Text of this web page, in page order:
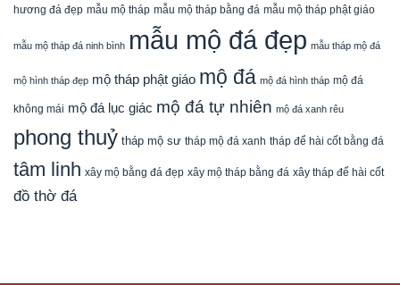
hương đá đẹp mẫu mộ tháp mẫu mộ tháp bằng đá mẫu mộ tháp phật giáo
mẫu mộ tháp đá ninh bình mẫu mộ đá đẹp mẫu tháp mộ đá
mộ hình tháp đẹp mộ tháp phật giáo mộ đá mộ đá hình tháp mộ đá
không mái mộ đá lục giác mộ đá tự nhiên mộ đá xanh rêu
phong thuỷ tháp mộ sư tháp mộ đá xanh tháp để hài cốt bằng đá
tâm linh xây mộ bằng đá đẹp xây mộ tháp bằng đá xây tháp để hài cốt
đồ thờ đá